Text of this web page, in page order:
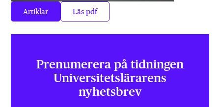
Artiklar Läs pdf
Prenumerera på tidningen
Universitets­lärarens
nyhetsbrev